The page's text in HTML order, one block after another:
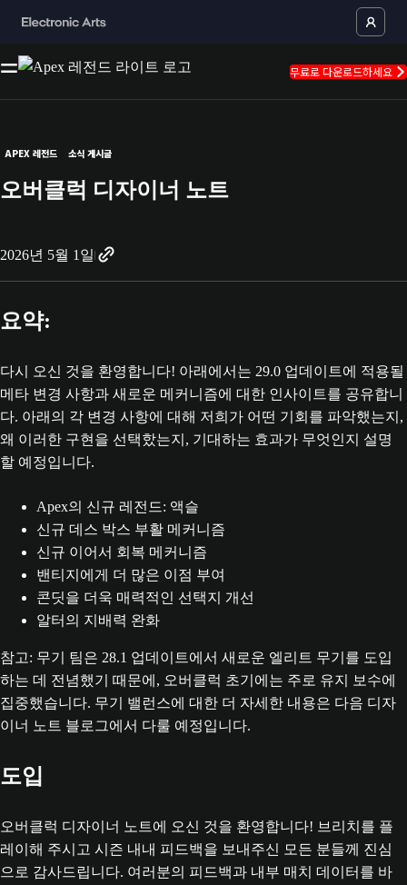
무료로 다운로드하세요
APEX 레전드 소식 게시글
오버클럭 디자이너 노트
2026년 5월 1일
요약:
다시 오신 것을 환영합니다! 아래에서는 29.0 업데이트에 적용될
메타 변경 사항과 새로운 메커니즘에 대한 인사이트를 공유합니
다. 아래의 각 변경 사항에 대해 저희가 어떤 기회를 파악했는지,
왜 이러한 구현을 선택핬는지, 기대하는 효과가 무엇인지 설명
할 예정입니다.
Apex의 신규 레전드: 액슬
신규 데스 박스 부활 메커니즘
신규 이어서 회복 메커니즘
밴티지에게 더 많은 이점 부여
콘딧을 더욱 매력적인 선택지 개선
알터의 지배력 완화
참고: 무기 팀은 28.1 업데이트에서 새로운 엘리트 무기를 도입
하는 데 전념했기 때문에, 오버클럭 초기에는 주로 유지 보수에
집중했습니다. 무기 밸런스에 대한 더 자세한 내용은 다음 디자
이너 노트 블로그에서 다룰 예정입니다.
도입
오버클럭 디자이너 노트에 오신 것을 환영합니다! 브리치를 플
레이해 주시고 시즌 내내 피드백을 보내주신 모든 분들께 진심
으로 감사드립니다. 여러분의 피드백과 내부 매치 데이터를 바